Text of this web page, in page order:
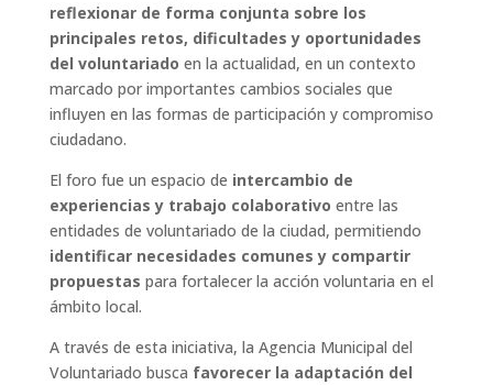
reflexionar de forma conjunta sobre los
principales retos, dificultades y oportunidades
del voluntariado en la actualidad, en un contexto
marcado por importantes cambios sociales que
influyen en las formas de participación y compromiso
ciudadano.
El foro fue un espacio de intercambio de
experiencias y trabajo colaborativo entre las
entidades de voluntariado de la ciudad, permitiendo
identificar necesidades comunes y compartir
propuestas para fortalecer la acción voluntaria en el
ámbito local.
A través de esta iniciativa, la Agencia Municipal del
Voluntariado busca favorecer la adaptación del